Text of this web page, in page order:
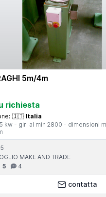
5m/4m
richiesta
🇮🇹 Italia
kw - giri al min 2800 - dimensioni
MAKE AND TRADE
5
4
contatta